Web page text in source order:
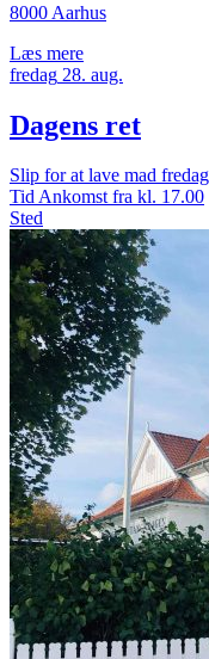
8000 Aarhus
Læs mere
fredag 28. aug.
Dagens ret
Slip for at lave mad
TidAnkomst fra kl. 17.00
Sted